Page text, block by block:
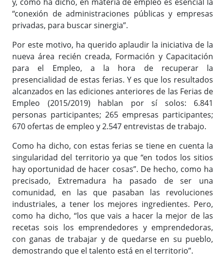
“conexión de administraciones públicas y empresas
privadas, para buscar sinergia”.
Por este motivo, ha querido aplaudir la iniciativa de la
nueva área recién creada, Formación y Capacitación
para el Empleo, a la hora de recuperar la
presencialidad de estas ferias. Y es que los resultados
alcanzados en las ediciones anteriores de las Ferias de
Empleo (2015/2019) hablan por sí solos: 6.841
personas participantes; 265 empresas participantes;
670 ofertas de empleo y 2.547 entrevistas de trabajo.
Como ha dicho, con estas ferias se tiene en cuenta la
singularidad del territorio ya que “en todos los sitios
hay oportunidad de hacer cosas”. De hecho, como ha
precisado, Extremadura ha pasado de ser una
comunidad, en las que pasaban las revoluciones
industriales, a tener los mejores ingredientes. Pero,
como ha dicho, “los que vais a hacer la mejor de las
recetas sois los emprendedores y emprendedoras,
con ganas de trabajar y de quedarse en su pueblo,
demostrando que el talento está en el territorio”.